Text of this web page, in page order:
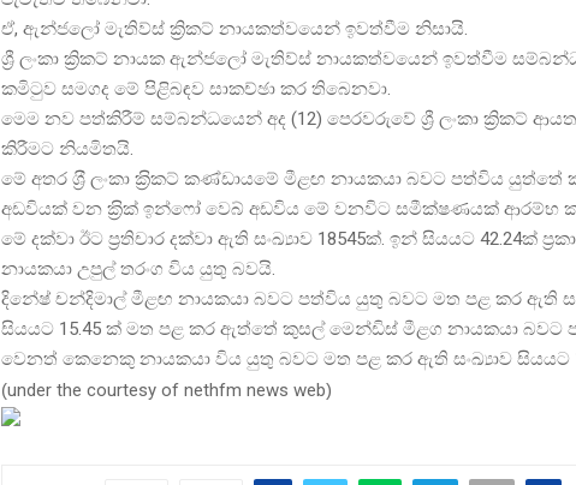
ඒ, ඇන්ජලෝ මැතිව්ස් ක්‍රිකට් නායකත්වයෙන් ඉවත්වීම නිසායි.
ශ්‍රී ලංකා ක්‍රිකට් නායක ඇන්ජලෝ මැතිව්ස් නායකත්වයෙන් ඉවත්වීම
කමිටුව සමගද මේ පිළිබඳව සාකච්ඡා කර තිබෙනවා.
මෙම නව පත්කිරීම් සම්බන්ධයෙන් අද (12) පෙරවරුවේ ශ්‍රී ලංකා ක්‍රිකට්
කිරීමට නියමිතයි.
මේ අතර ශ‍්‍රී ලංකා ක‍්‍රිකට් කණ්ඩායමේ මීළඟ නායකයා බවට පත්විය යුත්තේ
අඩවියක් වන ක‍්‍රික් ඉන්ෆෝ වෙබ් අඩවිය මේ වනවිට සමීක්ෂණයක් ආරම්භ
මේ දක්වා ඊට ප‍්‍රතිචාර දක්වා ඇති සංඛ්‍යාව 18545ක්. ඉන් සියයට 42.24ක්
නායකයා උපුල් තරංග විය යුතු බවයි.
දිනේෂ් චන්දිමාල් මීළඟ නායකයා බවට පත්විය යුතු බවට මත පළ කර ඇති
සියයට 15.45 ක් මත පළ කර ඇත්තේ කුසල් මෙන්ඩිස් මීළග නායකයා බවට
වෙනත් කෙනෙකු නායකයා විය යුතු බවට මත පළ කර ඇති සංඛ්‍යාව සියයට
(under the courtesy of nethfm news web)